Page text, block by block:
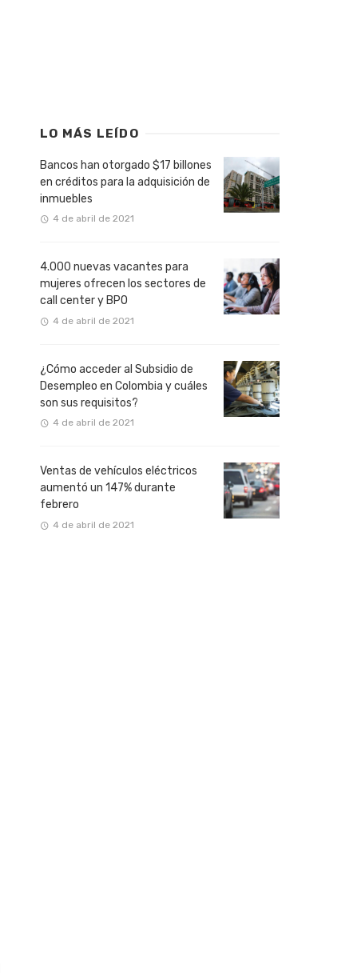
LO MÁS LEÍDO
Bancos han otorgado $17 billones
en créditos para la adquisición de
inmuebles
4 de abril de 2021
4.000 nuevas vacantes para
mujeres ofrecen los sectores de
call center y BPO
4 de abril de 2021
¿Cómo acceder al Subsidio de
Desempleo en Colombia y cuáles
son sus requisitos?
4 de abril de 2021
Ventas de vehículos eléctricos
aumentó un 147% durante
febrero
4 de abril de 2021